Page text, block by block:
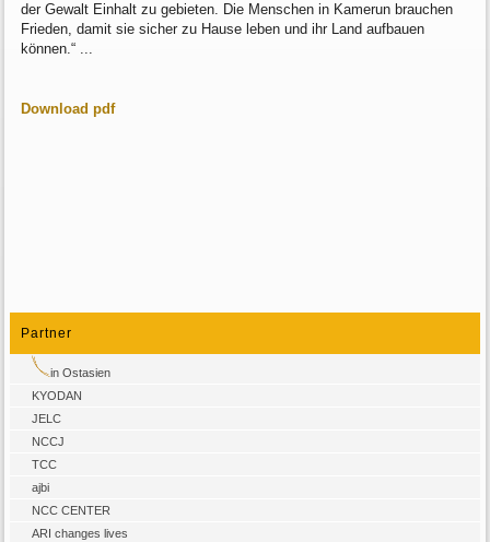
der Gewalt Einhalt zu gebieten. Die Menschen in Kamerun brauchen
Frieden, damit sie sicher zu Hause leben und ihr Land aufbauen
können.“ ...
Download pdf
Partner
in Ostasien
KYODAN
JELC
NCCJ
TCC
ajbi
NCC CENTER
ARI changes lives